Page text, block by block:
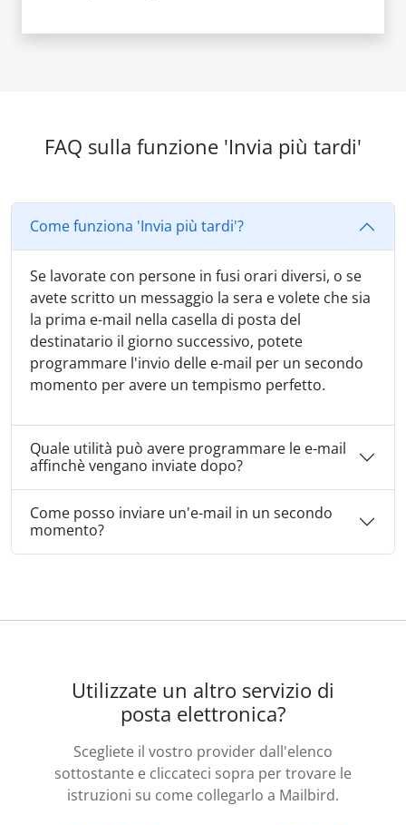
FAQ sulla funzione 'Invia più tardi'
Come funziona 'Invia più tardi'?
Se lavorate con persone in fusi orari diversi, o se
avete scritto un messaggio la sera e volete che sia
la prima e-mail nella casella di posta del
destinatario il giorno successivo, potete
programmare l'invio delle e-mail per un secondo
momento per avere un tempismo perfetto.
Quale utilità può avere programmare le e-mail
affinchè vengano inviate dopo?
Come posso inviare un'e-mail in un secondo
momento?
Utilizzate un altro servizio di
posta elettronica?
Scegliete il vostro provider dall'elenco
sottostante e cliccateci sopra per trovare le
istruzioni su come collegarlo a Mailbird.